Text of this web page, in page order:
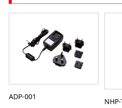
ADP-001
NHP-